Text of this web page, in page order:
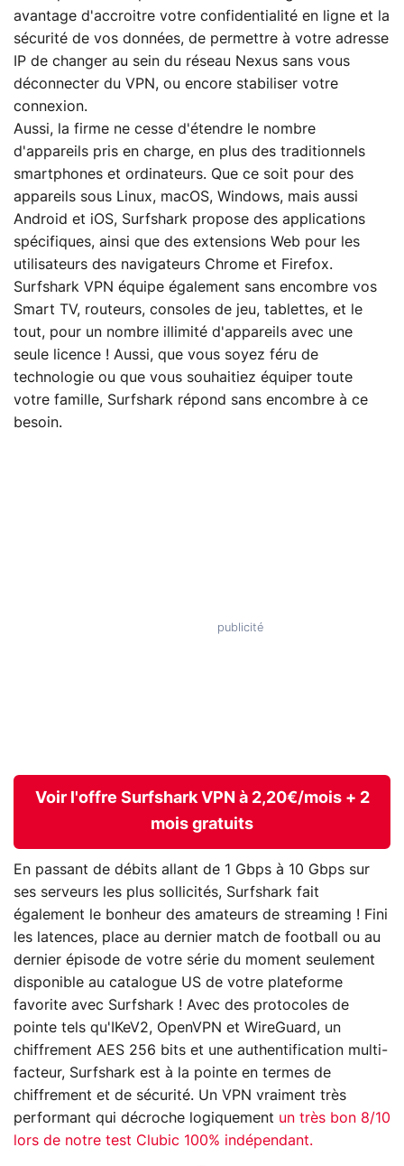
avantage d'accroitre votre confidentialité en ligne et la
sécurité de vos données, de permettre à votre adresse
IP de changer au sein du réseau Nexus sans vous
déconnecter du VPN, ou encore stabiliser votre
connexion.
Aussi, la firme ne cesse d'étendre le nombre
d'appareils pris en charge, en plus des traditionnels
smartphones et ordinateurs. Que ce soit pour des
appareils sous Linux, macOS, Windows, mais aussi
Android et iOS, Surfshark propose des applications
spécifiques, ainsi que des extensions Web pour les
utilisateurs des navigateurs Chrome et Firefox.
Surfshark VPN équipe également sans encombre vos
Smart TV, routeurs, consoles de jeu, tablettes, et le
tout, pour un nombre illimité d'appareils avec une
seule licence ! Aussi, que vous soyez féru de
technologie ou que vous souhaitiez équiper toute
votre famille, Surfshark répond sans encombre à ce
besoin.
Voir l'offre Surfshark VPN à 2,20€/mois + 2
mois gratuits
En passant de débits allant de 1 Gbps à 10 Gbps sur
ses serveurs les plus sollicités, Surfshark fait
également le bonheur des amateurs de streaming ! Fini
les latences, place au dernier match de football ou au
dernier épisode de votre série du moment seulement
disponible au catalogue US de votre plateforme
favorite avec Surfshark ! Avec des protocoles de
pointe tels qu'IKeV2, OpenVPN et WireGuard, un
chiffrement AES 256 bits et une authentification multi-
facteur, Surfshark est à la pointe en termes de
chiffrement et de sécurité. Un VPN vraiment très
performant qui décroche logiquement un très bon 8/10
lors de notre test Clubic 100% indépendant.